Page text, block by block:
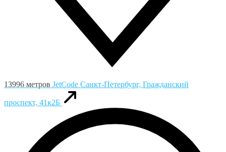
13996 метров JetCode Санкт-Петербург, Гражданский
проспект, 41к2Б